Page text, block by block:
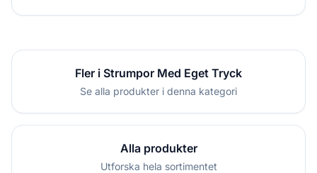
Fler i Strumpor Med Eget Tryck
Se alla produkter i denna kategori
Alla produkter
Utforska hela sortimentet